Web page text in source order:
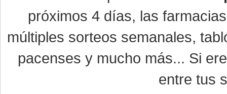
próximos 4 días, las
múltiples sorteos semanales,
pacenses y mucho más... Si
entre tus